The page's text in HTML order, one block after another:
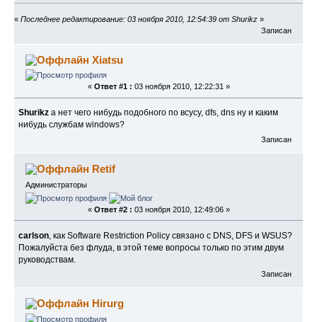
« Последнее редактирование: 03 ноября 2010, 12:54:39 от Shurikz »
Записан
Xiatsu
« Ответ #1 : 03 ноября 2010, 12:22:31 »
Shurikz а нет чего нибудь подобного по всусу, dfs, dns ну и каким
нибудь службам windows?
Записан
Retif
Администраторы
« Ответ #2 : 03 ноября 2010, 12:49:06 »
carlson , как Software Restriction Policy связано с DNS, DFS и WSUS?
Пожалуйста без флуда, в этой теме вопросы только по этим двум
руководствам.
Записан
Hirurg